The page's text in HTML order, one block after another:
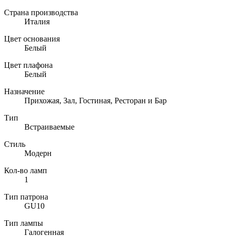
Страна производства
Италия
Цвет основания
Белый
Цвет плафона
Белый
Назначение
Прихожая, Зал, Гостиная, Ресторан и Бар
Тип
Встраиваемые
Стиль
Модерн
Кол-во ламп
1
Тип патрона
GU10
Тип лампы
Галогенная